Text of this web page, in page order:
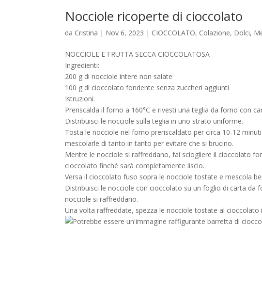
Nocciole ricoperte di cioccolato
da Cristina | Nov 6, 2023 | CIOCCOLATO, Colazione, Dolci,
NOCCIOLE E FRUTTA SECCA CIOCCOLATOSA
Ingredienti:
200 g di nocciole intere non salate
100 g di cioccolato fondente senza zuccheri aggiunti
Istruzioni:
Preriscalda il forno a 160°C e rivesti una teglia da forno con
Distribuisci le nocciole sulla teglia in uno strato uniforme.
Tosta le nocciole nel forno preriscaldato per circa 10-12
mescolarle di tanto in tanto per evitare che si brucino.
Mentre le nocciole si raffreddano, fai sciogliere il cioccolato
cioccolato finché sarà completamente liscio.
Versa il cioccolato fuso sopra le nocciole tostate e mescola
Distribuisci le nocciole con cioccolato su un foglio di carta da
nocciole si raffreddano.
Una volta raffreddate, spezza le nocciole tostate al cioccolato